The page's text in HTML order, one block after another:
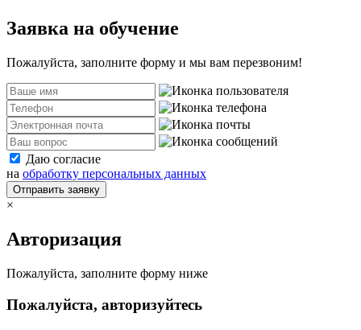
Заявка на обучение
Пожалуйста, заполните форму и мы вам перезвоним!
Даю согласие
на обработку персональных данных
Отправить заявку
×
Авторизация
Пожалуйста, заполните форму ниже
Пожалуйста, авторизуйтесь